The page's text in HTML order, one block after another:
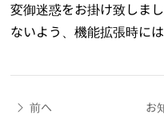
変御迷惑をお掛け致しま
ないよう、機能拡張時に
前へ お